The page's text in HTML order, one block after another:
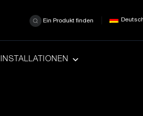
Ein Produkt finden
INSTALLATIONEN